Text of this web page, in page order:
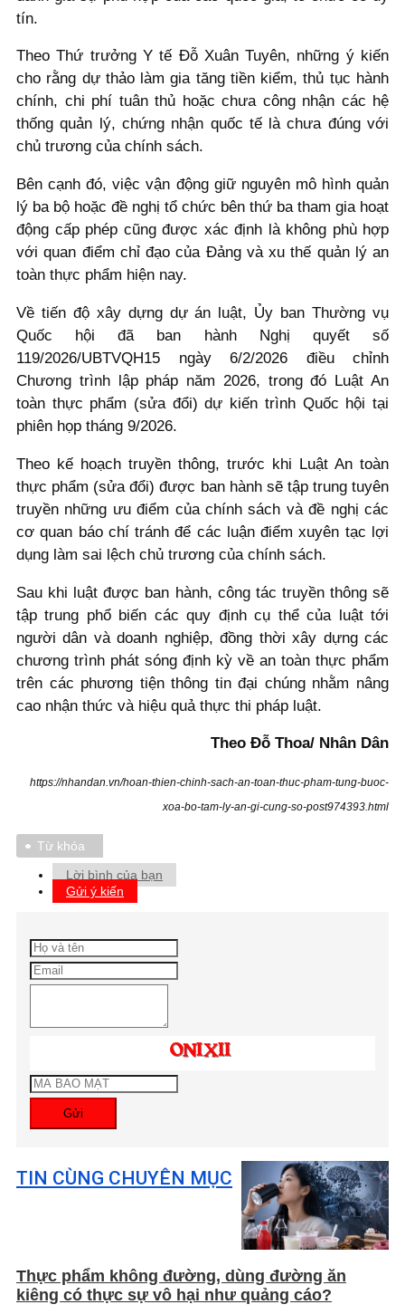
tín.
Theo Thứ trưởng Y tế Đỗ Xuân Tuyên, những ý kiến
cho rằng dự thảo làm gia tăng tiền kiểm, thủ tục hành
chính, chi phí tuân thủ hoặc chưa công nhận các hệ
thống quản lý, chứng nhận quốc tế là chưa đúng với
chủ trương của chính sách.
Bên cạnh đó, việc vận động giữ nguyên mô hình quản
lý ba bộ hoặc đề nghị tổ chức bên thứ ba tham gia hoạt
động cấp phép cũng được xác định là không phù hợp
với quan điểm chỉ đạo của Đảng và xu thế quản lý an
toàn thực phẩm hiện nay.
Về tiến độ xây dựng dự án luật, Ủy ban Thường vụ
Quốc hội đã ban hành Nghị quyết số
119/2026/UBTVQH15 ngày 6/2/2026 điều chỉnh
Chương trình lập pháp năm 2026, trong đó Luật An
toàn thực phẩm (sửa đổi) dự kiến trình Quốc hội tại
phiên họp tháng 9/2026.
Theo kế hoạch truyền thông, trước khi Luật An toàn
thực phẩm (sửa đổi) được ban hành sẽ tập trung tuyên
truyền những ưu điểm của chính sách và đề nghị các
cơ quan báo chí tránh để các luận điểm xuyên tạc lợi
dụng làm sai lệch chủ trương của chính sách.
Sau khi luật được ban hành, công tác truyền thông sẽ
tập trung phổ biến các quy định cụ thể của luật tới
người dân và doanh nghiệp, đồng thời xây dựng các
chương trình phát sóng định kỳ về an toàn thực phẩm
trên các phương tiện thông tin đại chúng nhằm nâng
cao nhận thức và hiệu quả thực thi pháp luật.
Theo Đỗ Thoa/ Nhân Dân
https://nhandan.vn/hoan-thien-chinh-sach-an-toan-thuc-pham-tung-buoc-
xoa-bo-tam-ly-an-gi-cung-so-post974393.html
Từ khóa
Lời bình của bạn
Gửi ý kiến
Gửi
TIN CÙNG CHUYÊN MỤC
Thực phẩm không đường, dùng đường ăn
kiêng có thực sự vô hại như quảng cáo?